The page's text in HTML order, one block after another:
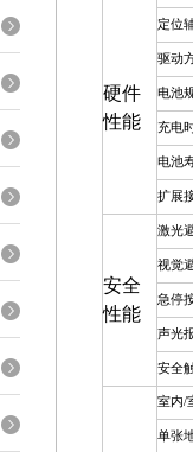
硬件
性能
定位
驱动
电池
充电
电池
扩展
安全
性能
激光
视觉
急停
声光
安全
室内/
单张